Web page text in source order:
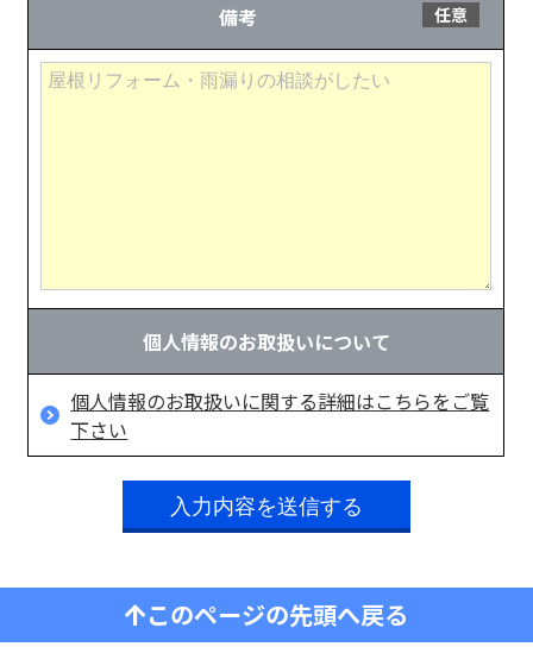
備考 任意
個人情報のお取扱いについて
個人情報のお取扱いに関する詳細はこちらをご覧
下さい
このページの先頭へ戻る